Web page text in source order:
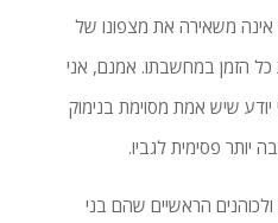
משאירה את מצפונו של
הזמן במחשבתו. אמנם, אני
יודע שיש אמת מסוימת בנימוק
יותר פסימית לגביו.
הראשיים שהם בני